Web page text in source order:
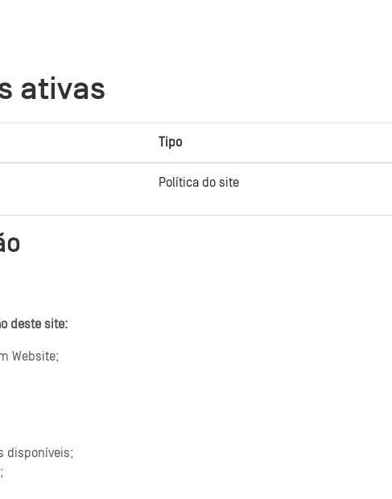
ativas
Tipo
Política do site
deste site:
Website;
disponíveis;